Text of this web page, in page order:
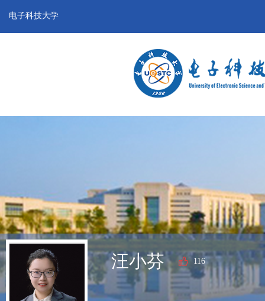
电子科技大学
汪小芬 116